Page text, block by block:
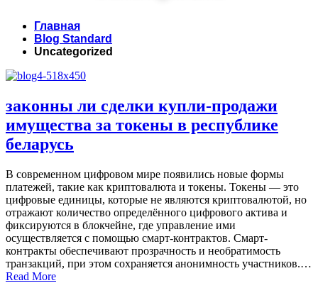
Главная
Blog Standard
Uncategorized
законны ли сделки купли-продажи
имущества за токены в республике
беларусь
В современном цифровом мире появились новые формы
платежей, такие как криптовалюта и токены. Токены — это
цифровые единицы, которые не являются криптовалютой, но
отражают количество определённого цифрового актива и
фиксируются в блокчейне, где управление ими
осуществляется с помощью смарт-контрактов. Смарт-
контракты обеспечивают прозрачность и необратимость
транзакций, при этом сохраняется анонимность участников.…
Read More